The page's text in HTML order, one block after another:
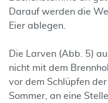
Darauf werden die
Eier ablegen.
Die Larven (Abb. 5)
nicht mit dem
vor dem Schlüpfen
Sommer, an eine